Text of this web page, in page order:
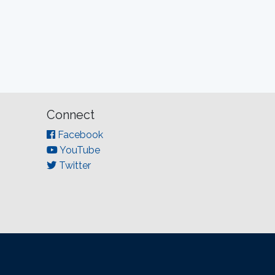
Connect
Facebook
YouTube
Twitter